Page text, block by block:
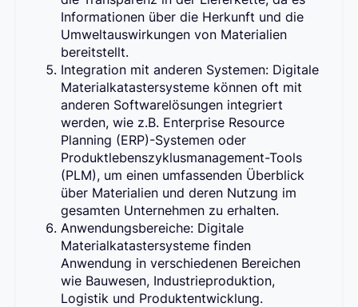
Informationen über die Herkunft und die
Umweltauswirkungen von Materialien
bereitstellt.
Integration mit anderen Systemen: Digitale
Materialkatastersysteme können oft mit
anderen Softwarelösungen integriert
werden, wie z.B. Enterprise Resource
Planning (ERP)-Systemen oder
Produktlebenszyklusmanagement-Tools
(PLM), um einen umfassenden Überblick
über Materialien und deren Nutzung im
gesamten Unternehmen zu erhalten.
Anwendungsbereiche: Digitale
Materialkatastersysteme finden
Anwendung in verschiedenen Bereichen
wie Bauwesen, Industrieproduktion,
Logistik und Produktentwicklung.